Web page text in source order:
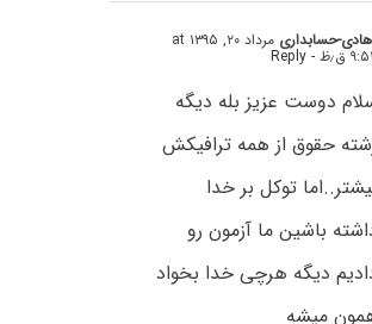
هادی-حسابداری مرداد ۲۰, ۱۳۹۵ at
ق٫ظ - Reply
دوست عزیز بله دیگه
حقوق از همه ترافیکش
توکل بر خدا
باشین ما آزمون رو
دیگه هرچی خدا بخواد
میشه